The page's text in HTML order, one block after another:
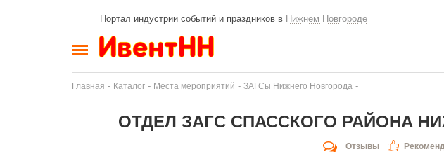
Портал индустрии событий и праздников в Нижнем Новгороде
Главная - Каталог - Места мероприятий - ЗАГСы Нижнего Новгорода -
ОТДЕЛ ЗАГС СПАССКОГО РАЙОНА
Отзывы